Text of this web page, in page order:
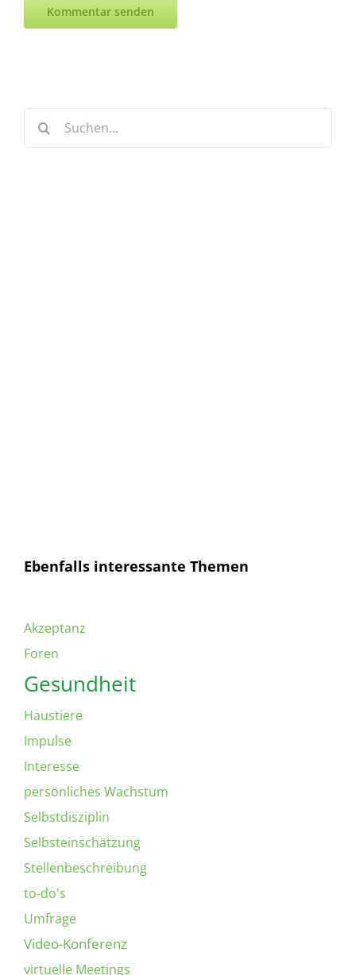
Suche
nach:
Ebenfalls interessante Themen
Akzeptanz
Foren
Gesundheit
Haustiere
Impulse
Interesse
persönliches Wachstum
Selbstdisziplin
Selbsteinschätzung
Stellenbeschreibung
to-do's
Umfrage
Video-Konferenz
virtuelle Meetings